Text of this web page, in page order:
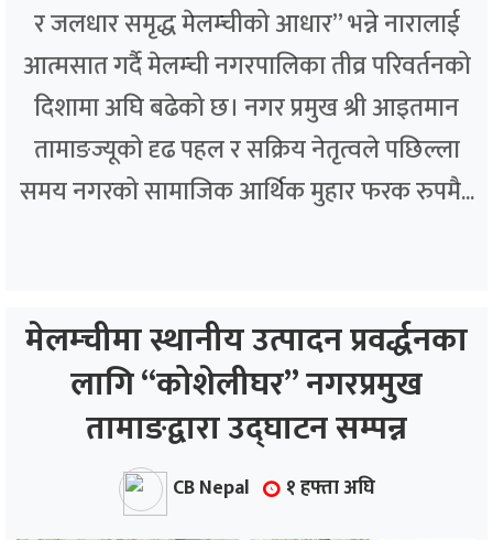
र जलधार समृद्ध मेलम्चीको आधार” भन्ने नारालाई
आत्मसात गर्दै मेलम्ची नगरपालिका तीव्र परिवर्तनको
दिशामा अघि बढेको छ। नगर प्रमुख श्री आइतमान
तामाङज्यूको दृढ पहल र सक्रिय नेतृत्वले पछिल्ला
समय नगरको सामाजिक आर्थिक मुहार फरक रुपमै...
मेलम्चीमा स्थानीय उत्पादन प्रवर्द्धनका
लागि “कोशेलीघर” नगरप्रमुख
तामाङद्वारा उद्घाटन सम्पन्न
CB Nepal १ हफ्ता अघि